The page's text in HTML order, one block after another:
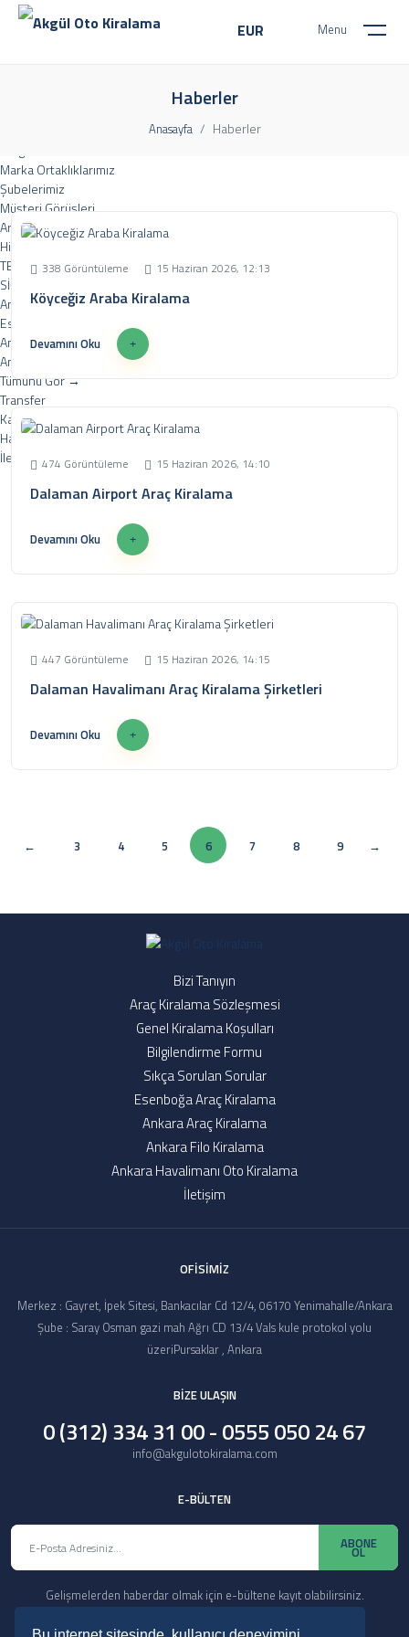
Menu
EUR
Marka Ortaklıklarımız
Şubelerimiz
Müşteri Görüşleri
Araç Listesi
Hizmetlerimiz
TESLİM NOKTASI HİZMETİ
SİĞORTA HİZMETLERİ
Ankara Rent a Car
Esenboğa Araba Kiralama
Ankara Havalimanı Araba Kiralama
Ankara Havalimanı Araç kiralama
Tümünü Gör
Transfer
Kampanyalar
Haberler
İletişim
Merkez : Gayret, İpek Sitesi, Bankacılar Cd 12/4, 06170 Yenimahalle/Ankara Şube :
Saray Osman gazi mah Ağrı CD 13/4 Vals kule protokol yolu üzeriPursaklar , Ankara
Haberler
Anasayfa Haberler
338 Görüntüleme 15 Haziran 2026, 12:13
Köyceğiz Araba Kiralama
Devamını Oku
474 Görüntüleme 15 Haziran 2026, 14:10
Dalaman Airport Araç Kiralama
Devamını Oku
447 Görüntüleme 15 Haziran 2026, 14:15
Dalaman Havalimanı Araç Kiralama Şirketleri
Devamını Oku
3 4 5 6(current)
7 8 9
Bizi Tanıyın
Araç Kiralama Sözleşmesi
Genel Kiralama Koşulları
Bilgilendirme Formu
Sıkça Sorulan Sorular
Esenboğa Araç Kiralama
Ankara Araç Kiralama
Ankara Filo Kiralama
Ankara Havalimanı Oto Kiralama
İletişim
OFİSİMİZ
Merkez : Gayret, İpek Sitesi, Bankacılar Cd 12/4, 06170 Yenimahalle/Ankara
Şube : Saray Osman gazi mah Ağrı CD 13/4 Vals kule protokol yolu
üzeriPursaklar , Ankara
BİZE ULAŞIN
0 (312) 334 31 00 - 0555 050 24 67
info@akgulotokiralama.com
E-BÜLTEN
ABONE
OL
Gelişmelerden haberdar olmak için e-bültene kayıt olabilirsiniz.